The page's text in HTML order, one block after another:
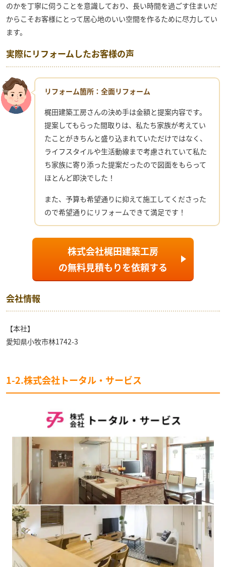
のかを丁寧に伺うことを意識しており、長い時間を過ごす住まいだ
からこそお客様にとって居心地のいい空間を作るために尽力してい
ます。
実際にリフォームしたお客様の声
リフォーム箇所：全面リフォーム
梶田建築工房さんの決め手は金額と提案内容です。
提案してもらった間取りは、私たち家族が考えてい
たことがきちんと盛り込まれていただけではなく、
ライフスタイルや生活動線まで考慮されていて私た
ち家族に寄り添った提案だったので図面をもらって
ほとんど即決でした！
また、予算も希望通りに抑えて施工してくださった
ので希望通りにリフォームできて満足です！
株式会社梶田建築工房
の無料見積もりを依頼する
会社情報
【本社】
愛知県小牧市林1742-3
1-2.株式会社トータル・サービス